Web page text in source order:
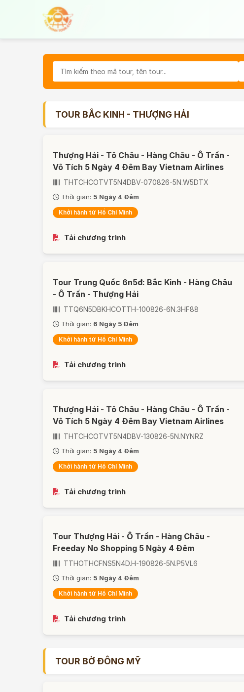
TOUR BẮC KINH - THƯỢNG HẢI
Thượng Hải - Tô Châu - Hàng Châu - Ô Trấn -
Vô Tích 5 Ngày 4 Đêm Bay Vietnam Airlines
THTCHCOTVT5N4DBV-070826-5N.W5DTX
Thời gian: 5 Ngày 4 Đêm
Khởi hành từ Hồ Chí Minh
Tải chương trình
Tour Trung Quốc 6n5đ: Bắc Kinh - Hàng Châu
- Ô Trấn - Thượng Hải
TTQ6N5DBKHCOTTH-100826-6N.3HF88
Thời gian: 6 Ngày 5 Đêm
Khởi hành từ Hồ Chí Minh
Tải chương trình
Thượng Hải - Tô Châu - Hàng Châu - Ô Trấn -
Vô Tích 5 Ngày 4 Đêm Bay Vietnam Airlines
THTCHCOTVT5N4DBV-130826-5N.NYNRZ
Thời gian: 5 Ngày 4 Đêm
Khởi hành từ Hồ Chí Minh
Tải chương trình
Tour Thượng Hải - Ô Trấn - Hàng Châu -
Freeday No Shopping 5 Ngày 4 Đêm
TTHOTHCFNS5N4D.H-190826-5N.P5VL6
Thời gian: 5 Ngày 4 Đêm
Khởi hành từ Hồ Chí Minh
Tải chương trình
TOUR BỜ ĐÔNG MỸ